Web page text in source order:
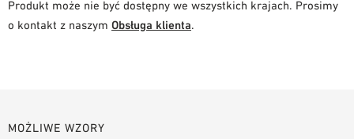
Produkt może nie być dostępny we wszystkich krajach. Prosimy
o kontakt z naszym Obsługa klienta.
MOŻLIWE WZORY